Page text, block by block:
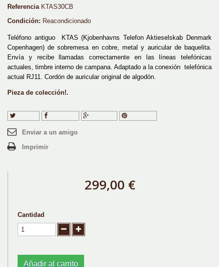
Referencia KTAS30CB
Condición: Reacondicionado
Teléfono antiguo KTAS (Kjobenhavns Telefon Aktieselskab Denmark
Copenhagen) de sobremesa en cobre, metal y auricular de baquelita.
Envía y recibe llamadas correctamente en las líneas telefónicas
actuales, timbre interno de campana. Adaptado a la conexión telefónica
actual RJ11. Cordón de auricular original de algodón.
Pieza de colección!.
Tuitear Compartir
Enviar a un amigo
Imprimir
299,00 €
Cantidad
Añadir al carrito